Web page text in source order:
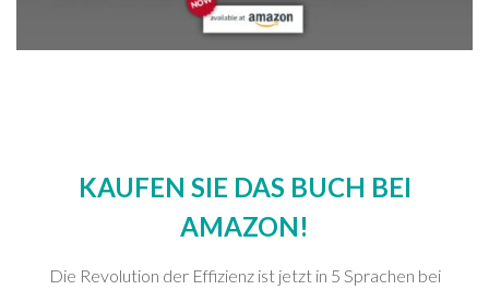
KAUFEN SIE DAS BUCH BEI
AMAZON!
Die Revolution der Effizienz ist jetzt in 5 Sprachen bei